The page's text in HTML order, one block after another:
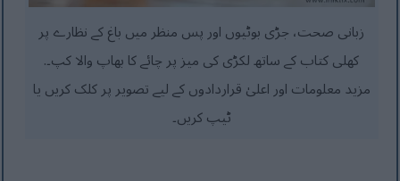
زبانی صحت، جڑی بوٹیوں اور پس منظر میں باغ کے نظارے پر
کھلی کتاب کے ساتھ لکڑی کی میز پر چائے کا بھاپ والا کپ۔.
مزید معلومات اور اعلیٰ قراردادوں کے لیے تصویر پر کلک کریں یا
ٹیپ کریں۔